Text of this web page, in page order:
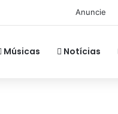
Anuncie
Músicas Notícias